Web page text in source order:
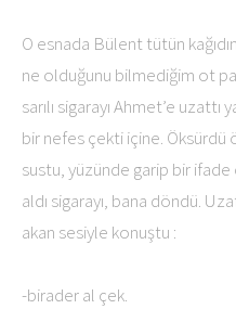
O esnada Bülent tütün
ne olduğunu bilmediğim ot
sarılı sigarayı Ahmet’e uzattı
bir nefes çekti içine. Öksürdü
sustu, yüzünde garip bir
aldı sigarayı, bana döndü.
akan sesiyle konuştu :
-birader al çek.